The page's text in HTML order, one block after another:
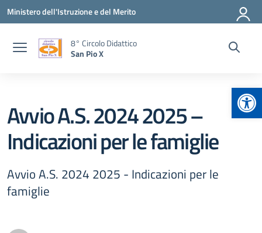
Vai ai contenuti
Vai al menu di navigazione
Vai al footer
Ministero dell'Istruzione e del Merito
8° Circolo Didattico
San Pio X
Avvio A.S. 2024 2025 –
Indicazioni per le famiglie
Avvio A.S. 2024 2025 - Indicazioni per le
famiglie